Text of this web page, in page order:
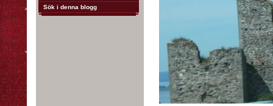
Sök i denna blogg